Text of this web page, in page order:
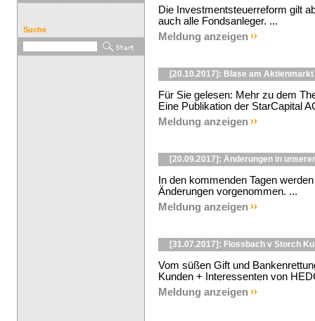
Suche
Die Investmentsteuerreform gilt
auch alle Fondsanleger. ...
Meldung anzeigen
[20.10.2017]: Blase am
Für Sie gelesen: Mehr zu dem
Eine Publikation der StarCapital
Meldung anzeigen
[20.09.2017]: Änderungen in
In den kommenden Tagen
Änderungen vorgenommen. ...
Meldung anzeigen
[31.07.2017]: Flossbach v Storch
Vom süßen Gift und
Kunden + Interessenten von
Meldung anzeigen